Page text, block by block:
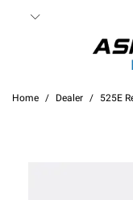
Home Dealer 525E